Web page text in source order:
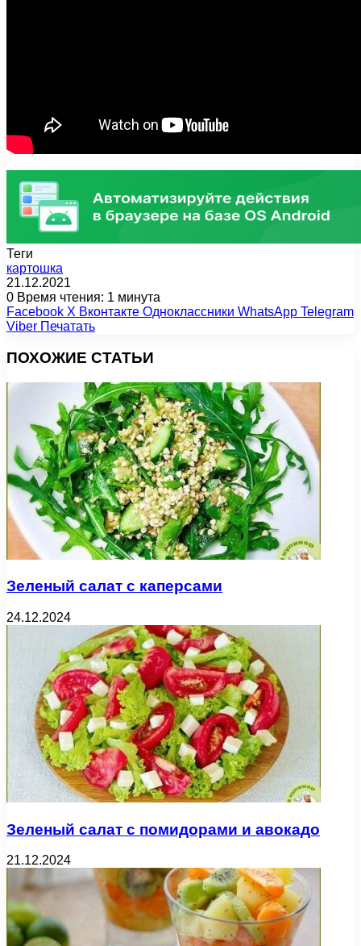
Теги
картошка
21.12.2021
0 Время чтения: 1 минута
Facebook X Вконтакте Одноклассники WhatsApp Telegram
Viber Печатать
ПОХОЖИЕ СТАТЬИ
Зеленый салат с каперсами
24.12.2024
Зеленый салат с помидорами и авокадо
21.12.2024